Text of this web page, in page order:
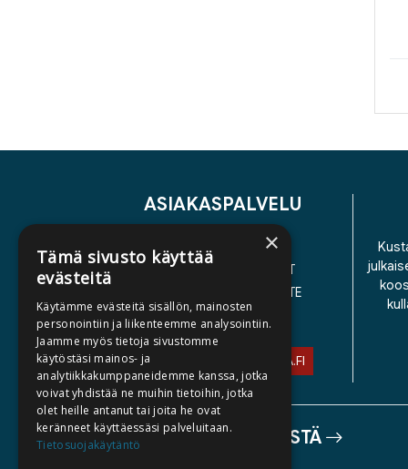
ASIAKASPALVELU
YHTEYSTIEDOT
YLEISET TOIMITUSEHDOT
SAAVUTETTAVUUSSELOSTE
TIETOSUOJASELOSTE
ASIAKASPALVELU@STORIA.FI
TIETOA MEISTÄ
×
Tämä sivusto käyttää
evästeitä
Käytämme evästeitä sisällön, mainosten
personointiin ja liikenteemme analysointiin.
Jaamme myös tietoja sivustomme
käytöstäsi mainos- ja
analytiikkakumppaneidemme kanssa, jotka
voivat yhdistää ne muihin tietoihin, jotka
olet heille antanut tai joita he ovat
keränneet käyttäessäsi palveluitaan.
Tietosuojakäytäntö